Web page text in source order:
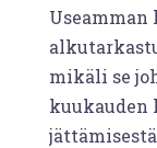
Useamman
mikäli se
kuukauden